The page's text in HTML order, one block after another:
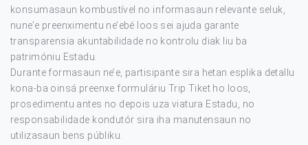
konsumasaun kombustível no informasaun relevante seluk,
nune’e preenximentu ne’ebé loos sei ajuda garante
transparensia akuntabilidade no kontrolu diak liu ba
patrimóniu Estadu.
Durante formasaun ne’e, partisipante sira hetan esplika detallu
kona-ba oinsá preenxe formuláriu Trip Tiket ho loos,
prosedimentu antes no depois uza viatura Estadu, no
responsabilidade kondutór sira iha manutensaun no
utilizasaun bens públiku.